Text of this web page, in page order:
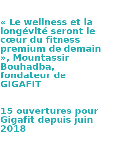
« Le wellness et la
longévité seront le
cœur du fitness
premium de demain
», Mountassir
Bouhadba,
fondateur de
GIGAFIT
15 ouvertures pour
Gigafit depuis juin
2018